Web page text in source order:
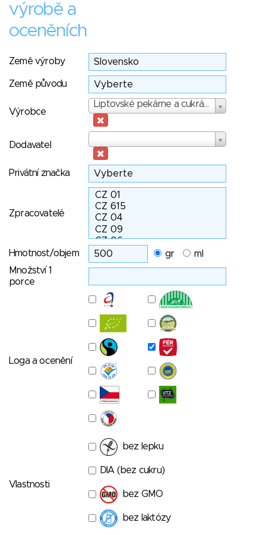
výrobě a
oceněních
Země výroby
Země původu
Výrobce
Liptovské pekárne a cukrárne Včela Lippek k.s.
Výrobce
Dodavatel
Privátní značka
Zpracovatelé
Hmotnost/objem gr
ml
Množství 1
porce
Loga a ocenění
Vlastnosti
bez lepku
DIA (bez cukru)
bez GMO
bez laktózy